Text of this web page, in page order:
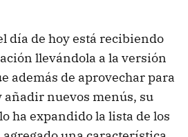
día de hoy está recibiendo
llevándola a la versión
además de aprovechar para
añadir nuevos menús, su
ha expandido la lista de los